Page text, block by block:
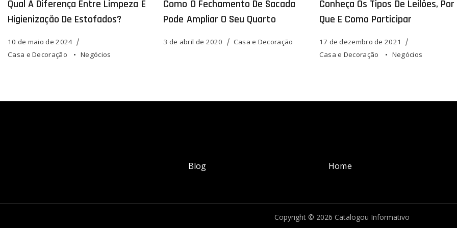
Qual A Diferença Entre Limpeza E
Higienização De Estofados?
10 de maio de 2024
Casa e Decoração
Negócios
Como O Fechamento De Sacada
Pode Ampliar O Seu Quarto
3 de abril de 2020 Casa e Decoração
Conheça Os Tipos De Leilões, Por
Que E Como Participar
17 de dezembro de 2021
Casa e Decoração
Negócios
Blog Home
Copyright © 2026 Catalogou Informativo